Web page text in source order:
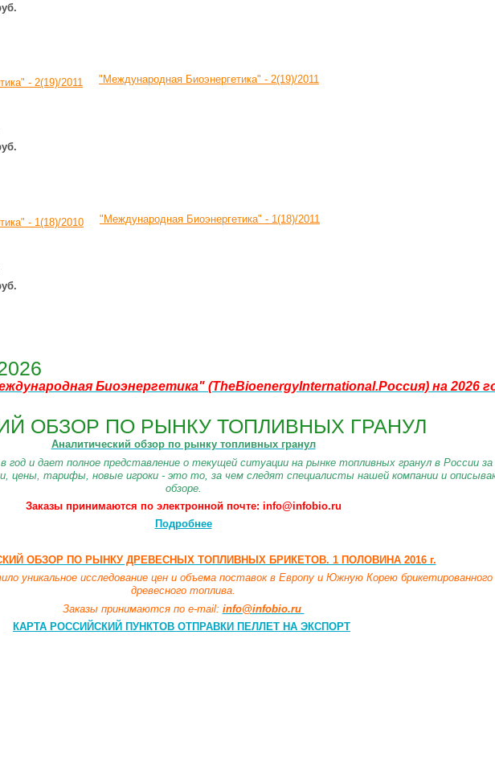
"Международная Биоэнергетика" - 2(19)/2011
"Международная Биоэнергетика" - 1(18)/2011
Биоэнергетика" (TheBioenergyInternational.Россия) на 2026
ОБЗОР ПО РЫНКУ ТОПЛИВНЫХ ГРАНУЛ
Аналитический обзор по рынку топливных гранул
год и дает полное представление о текущей ситуации на рынке топливных гранул в России за
цены, тарифы, новые игроки - это то, за чем следят специалисты нашей компании и
обзоре.
Заказы принимаются по электронной почте: info@infobio.ru
Подробнее
ОБЗОР ПО РЫНКУ ДРЕВЕСНЫХ ТОПЛИВНЫХ БРИКЕТОВ. 1 ПОЛОВИНА 2016 г.
уникальное исследование цен и объема поставок в Европу и Южную Корею брикетированного
древесного топлива.
Заказы принимаются по e-mail: info@infobio.ru
КАРТА РОССИЙСКИЙ ПУНКТОВ ОТПРАВКИ ПЕЛЛЕТ НА ЭКСПОРТ